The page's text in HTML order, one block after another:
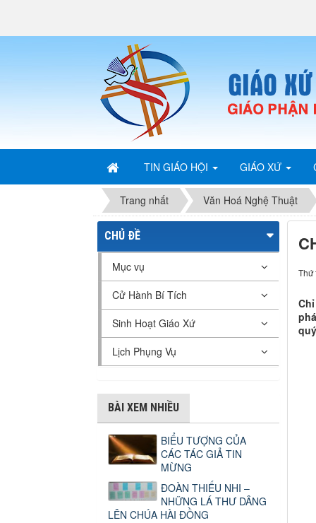
TIN GIÁO HỘI GIÁO XỨ
Trang nhất Văn Hoá Nghệ Thuật
Thứ
CHỦ ĐỀ
Mục vụ
Cử Hành Bí Tích
Sinh Hoạt Giáo Xứ
Lịch Phụng Vụ
BÀI XEM NHIỀU
BIỂU TƯỢNG CỦA
CÁC TÁC GIẢ TIN
MỪNG
ĐOÀN THIẾU NHI –
NHỮNG LÁ THƯ DÂNG
LÊN CHÚA HÀI ĐỒNG